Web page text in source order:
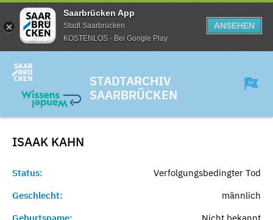
Saarbrücken App
Stadt Saarbrücken
KOSTENLOS - Bei Google Play
ANSEHEN
STADTARCHIV
SAARBRÜCKEN
ISAAK KAHN
Status:
Verfolgungsbedingter Tod
Geschlecht:
männlich